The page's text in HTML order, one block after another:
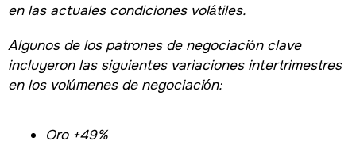
en las actuales condiciones volátiles.
Algunos de los patrones de negociación clave
incluyeron las siguientes variaciones intertrimestres
en los volúmenes de negociación:
Oro +49%